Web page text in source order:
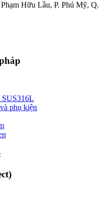
Hữu Lầu, P. Phú Mỹ, Q.
SUS316L
phụ kiện